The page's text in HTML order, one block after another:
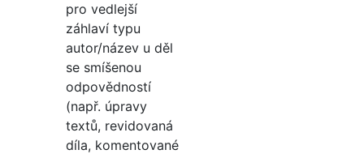
pro vedlejší
záhlaví typu
autor/název u děl
se smíšenou
odpovědností
(např. úpravy
textů, revidovaná
díla, komentované